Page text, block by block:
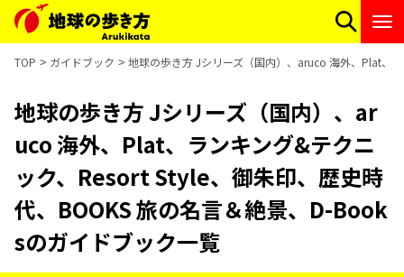
TOP ガイドブック 地球の歩き方 Jシリーズ（国内）、aruco 海外、Plat、
地球の歩き方 Jシリーズ（国内）、ar
uco 海外、Plat、ランキング&テクニ
ック、Resort Style、御朱印、歴史時
代、BOOKS 旅の名言＆絶景、D-Book
sのガイドブック一覧